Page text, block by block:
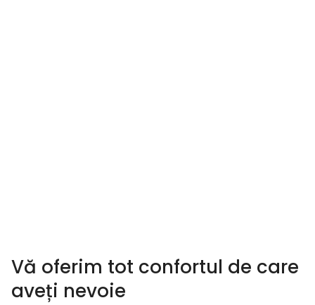
Vă oferim tot confortul de care
aveți nevoie